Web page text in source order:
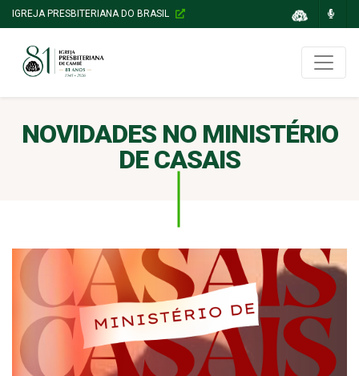
IGREJA PRESBITERIANA DO BRASIL
NOVIDADES NO MINISTÉRIO
DE CASAIS